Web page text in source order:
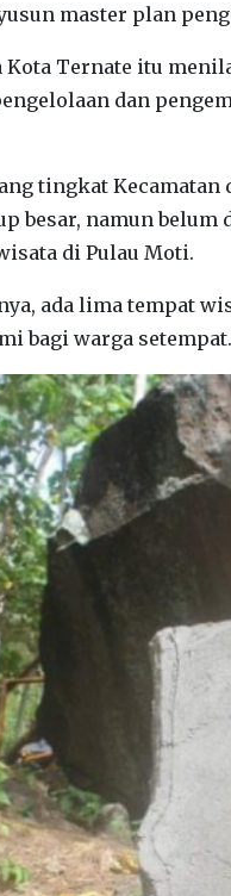
master plan
Ternate itu
dan
tingkat
besar, namun
di Pulau Moti.
ada lima tempat
bagi warga setempat.